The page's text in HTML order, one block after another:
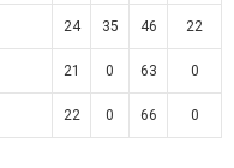
24 35 46 22
21 0 63 0
22 0 66 0